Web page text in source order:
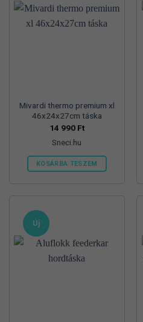
van.
A
Mivardi thermo premium xl
46x24x27cm táska
14 990 Ft
Sneci.hu
KOSÁRBA TESZEM
Új